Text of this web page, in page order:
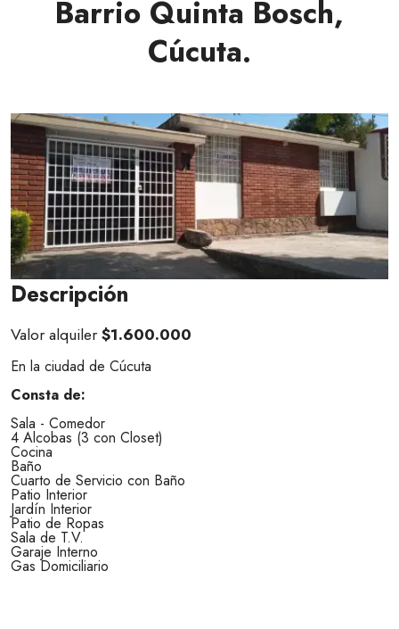
Barrio Quinta Bosch,
Cúcuta.
Descripción
Valor alquiler$1.600.000
En la ciudad de Cúcuta
Consta de:
Sala - Comedor
4 Alcobas (3 con Closet)
Cocina
Baño
Cuarto de Servicio con Baño
Patio Interior
Jardín Interior
Patio de Ropas
Sala de T.V.
Garaje Interno
Gas Domiciliario